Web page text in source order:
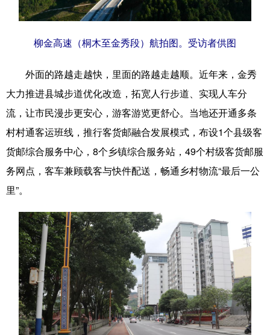
Русский язык 日本語 한국어
Deutsch Português
柳金高速（桐木至金秀段）航拍图。受访者供图
外面的路越走越快，里面的路越走越顺。近年来，金秀
大力推进县城步道优化改造，拓宽人行步道、实现人车分
流，让市民漫步更安心，游客游览更舒心。当地还开通多条
村村通客运班线，推行客货邮融合发展模式，布设1个县级客
货邮综合服务中心，8个乡镇综合服务站，49个村级客货邮服
务网点，客车兼顾载客与快件配送，畅通乡村物流“最后一公
里”。